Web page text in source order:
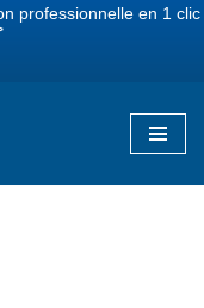
professionnelle en 1 clic